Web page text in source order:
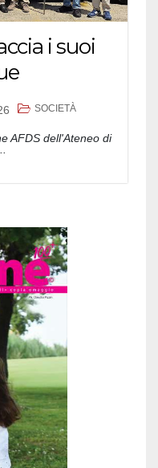
i suoi
SOCIETÀ
AFDS dell'Ateneo di